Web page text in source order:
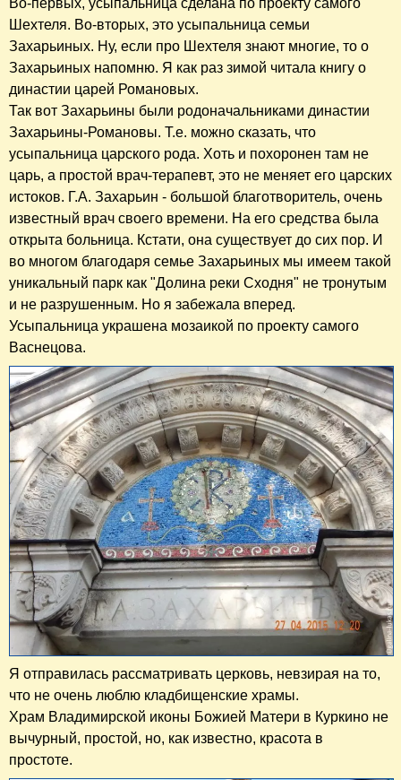
Во-первых, усыпальница сделана по проекту самого
Шехтеля. Во-вторых, это усыпальница семьи
Захарьиных. Ну, если про Шехтеля знают многие, то о
Захарьиных напомню. Я как раз зимой читала книгу о
династии царей Романовых.
Так вот Захарьины были родоначальниками династии
Захарьины-Романовы. Т.е. можно сказать, что
усыпальница царского рода. Хоть и похоронен там не
царь, а простой врач-терапевт, это не меняет его царских
истоков. Г.А. Захарьин - большой благотворитель, очень
известный врач своего времени. На его средства была
открыта больница. Кстати, она существует до сих пор. И
во многом благодаря семье Захарьиных мы имеем такой
уникальный парк как "Долина реки Сходня" не тронутым
и не разрушенным. Но я забежала вперед.
Усыпальница украшена мозаикой по проекту самого
Васнецова.
Я отправилась рассматривать церковь, невзирая на то,
что не очень люблю кладбищенские храмы.
Храм Владимирской иконы Божией Матери в Куркино не
вычурный, простой, но, как известно, красота в
простоте.